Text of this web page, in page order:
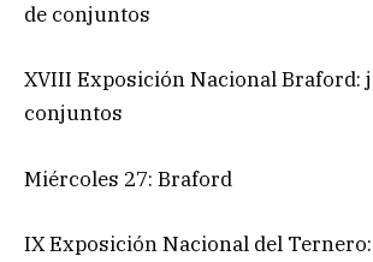
de conjuntos
XVIII Exposición Nacional Braford:
conjuntos
Miércoles 27: Braford
IX Exposición Nacional del